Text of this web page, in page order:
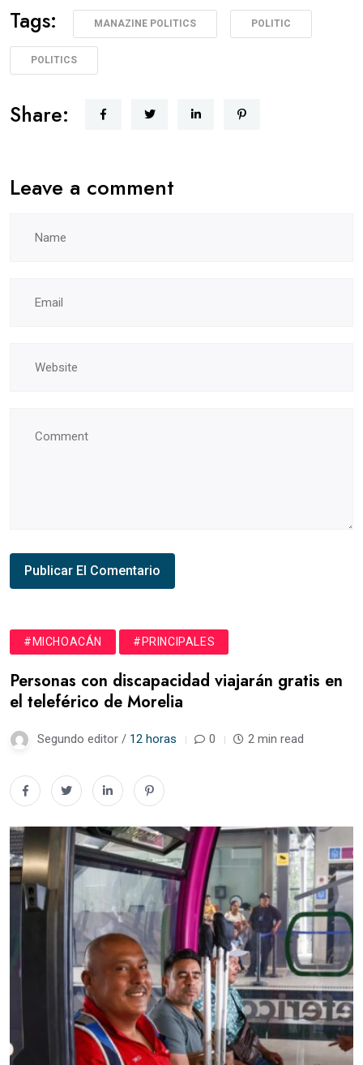
Tags: MANAZINE POLITICS POLITIC
POLITICS
Share:
Leave a comment
#MICHOACÁN #PRINCIPALES
Personas con discapacidad viajarán gratis en
el teleférico de Morelia
Segundo editor / 12 horas 0 2 min read